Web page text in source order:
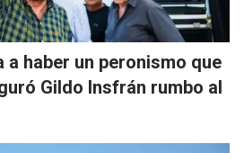
a haber un peronismo que
Gildo Insfrán rumbo al